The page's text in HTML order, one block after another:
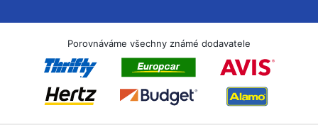
Porovnáváme všechny známé dodavatele